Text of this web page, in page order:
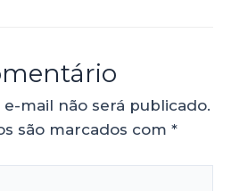
mail não será publicado.
são marcados com *